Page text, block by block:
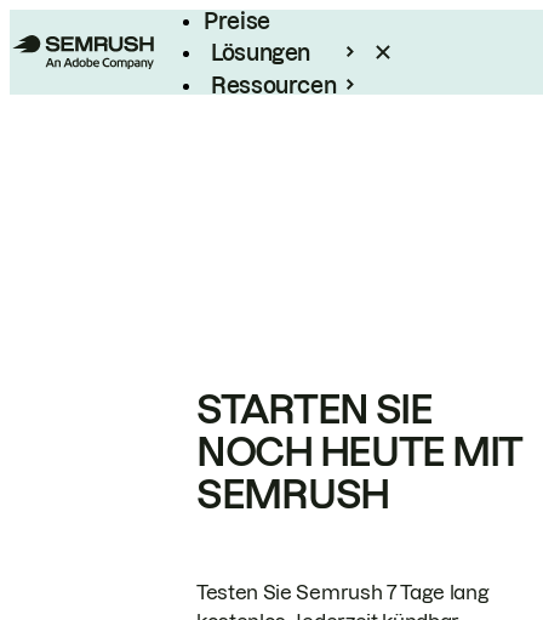
Preise
Lösungen
Ressourcen
STARTEN SIE
NOCH HEUTE MIT
SEMRUSH
Testen Sie Semrush 7 Tage lang